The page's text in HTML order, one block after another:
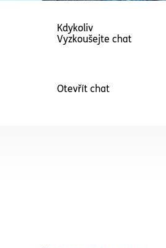
Kdykoliv
Vyzkoušejte chat
Otevřít chat